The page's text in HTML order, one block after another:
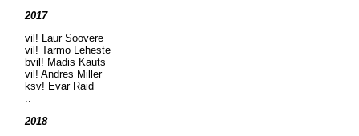
2017
vil! Laur Soovere
vil! Tarmo Leheste
bvil! Madis Kauts
vil! Andres Miller
ksv! Evar Raid
..
2018